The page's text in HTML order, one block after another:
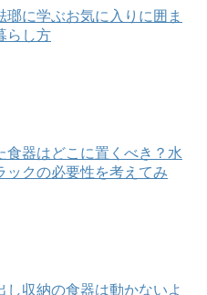
瑯に学ぶお気に入りに囲ま
らし方
食器はどこに置くべき？水
ックの必要性を考えてみ
し収納の食器は動かないよ